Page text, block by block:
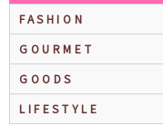
FASHION
GOURMET
GOODS
LIFESTYLE